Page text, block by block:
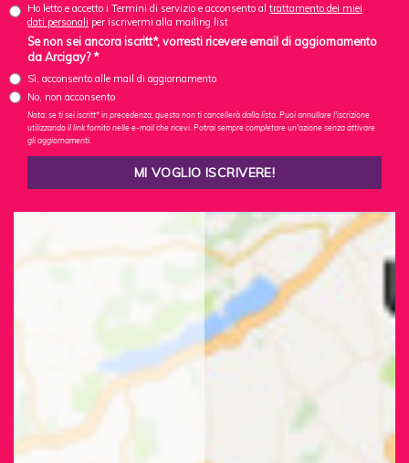
Ho letto e accetto i Termini di servizio e acconsento al trattamento dei miei
dati personali per iscrivermi alla mailing list
Se non sei ancora iscritt*, vorresti ricevere email di aggiornamento
da Arcigay? *
Sì, acconsento alle mail di aggiornamento
No, non acconsento
Nota: se ti sei iscritt* in precedenza, questo non ti cancellerà dalla lista. Puoi annullare l'iscrizione
utilizzando il link fornito nelle e-mail che ricevi. Potrai sempre completare un'azione senza attivare
gli aggiornamenti.